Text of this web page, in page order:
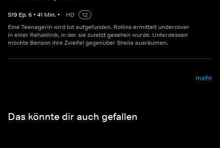
S19 Ep.6 • 41 Min. • HD
12
Eine Teenagerin wird tot aufgefunden. Rollins ermittelt undercover
in einer Rehaklinik, in der sie zuletzt gesehen wurde. Unterdessen
möchte Benson ihre Zweifel gegenüber Sheila ausräumen.
mehr
Das könnte dir auch gefallen